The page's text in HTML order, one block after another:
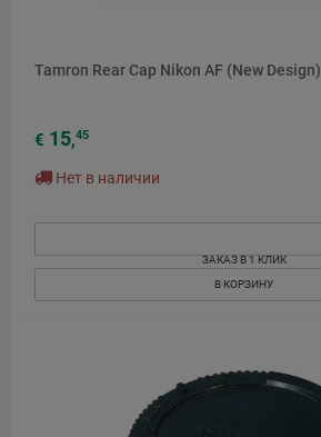
Tamron Rear Cap Nikon AF (New Design)
€ 15,45
Нет в наличии
ЗАКАЗ В 1 КЛИК
В КОРЗИНУ